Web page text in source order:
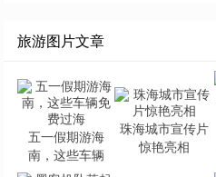
旅游图片文章
五一假期游海
南，这些车辆
珠海城市宣传片
惊艳亮相